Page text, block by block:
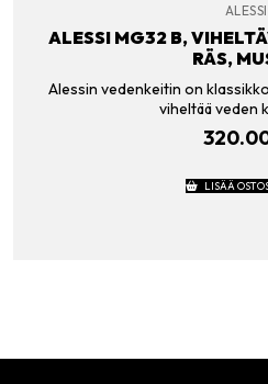
ALESSI
ALESSI MG32 B,
RÄS,
Alessin vedenkeitin on
viheltää veden
LISÄÄ